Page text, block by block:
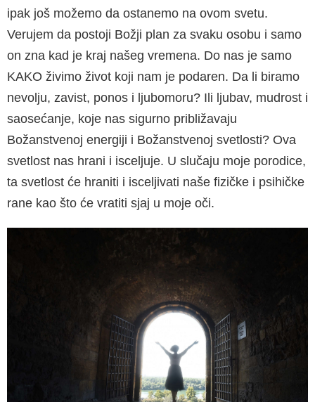
ipak još možemo da ostanemo na ovom svetu.
Verujem da postoji Božji plan za svaku osobu i samo
on zna kad je kraj našeg vremena. Do nas je samo
KAKO živimo život koji nam je podaren. Da li biramo
nevolju, zavist, ponos i ljubomoru? Ili ljubav, mudrost i
saosećanje, koje nas sigurno približavaju
Božanstvenoj energiji i Božanstvenoj svetlosti? Ova
svetlost nas hrani i isceljuje. U slučaju moje porodice,
ta svetlost će hraniti i isceljivati naše fizičke i psihičke
rane kao što će vratiti sjaj u moje oči.